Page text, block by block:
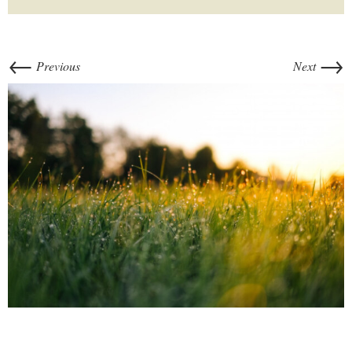
← Previous Next →